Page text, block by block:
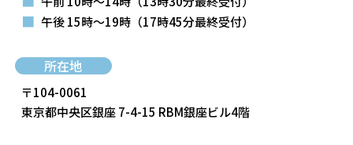
■ 午後 15時～19時 （17時45分最終受付）
所在地
〒104-0061
東京都中央区銀座 7-4-15 RBM銀座ビル4階